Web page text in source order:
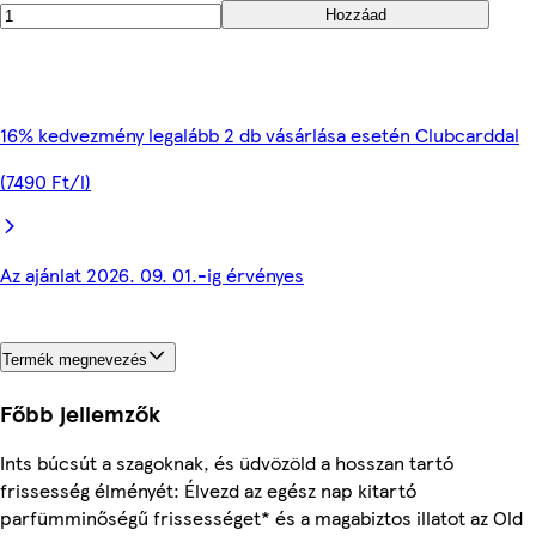
Hozzáad
16% kedvezmény legalább 2 db vásárlása esetén Clubcarddal
(7490 Ft/l)
Az ajánlat 2026. 09. 01.-ig érvényes
Termék megnevezés
Főbb jellemzők
Ints búcsút a szagoknak, és üdvözöld a hosszan tartó
frissesség élményét: Élvezd az egész nap kitartó
parfümminőségű frissességet* és a magabiztos illatot az Old